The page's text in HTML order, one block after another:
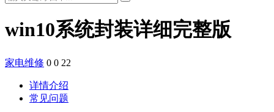
win10系统封装详细完整版
家电维修 0 0 22
详情介绍
常见问题